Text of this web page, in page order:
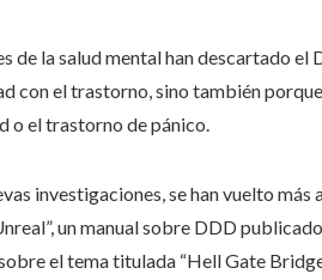
de la salud mental han descartado
con el trastorno, sino también
o el trastorno de pánico.
investigaciones, se han vuelto
un manual sobre DDD
el tema titulada “Hell Gate